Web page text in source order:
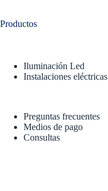
Productos
Iluminación Led
Instalaciones eléctricas
Preguntas frecuentes
Medios de pago
Consultas